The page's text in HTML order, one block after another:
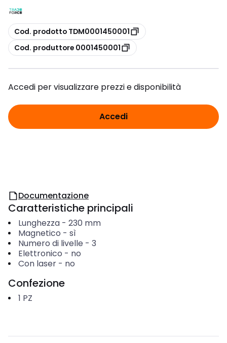
copia
Cod. prodotto TDM0001450001
copia
Cod. produttore 0001450001
Accedi per visualizzare prezzi e disponibilità
Accedi
Documentazione
Caratteristiche principali
Lunghezza- 230 mm
Magnetico - sì
Numero di livelle - 3
Elettronico - no
Con laser- no
Confezione
1 PZ